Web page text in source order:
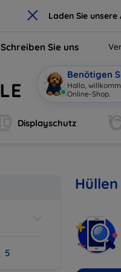
× Laden Sie
Schreiben Sie uns
Benötigen
Hallo,
Online-Shop.
Displayschutz
5